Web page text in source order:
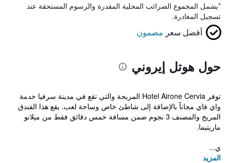
*يشمل المجموع الضرائب المحلية المقدرة والرسوم المستحقة عند
تسجيل المغادرة.
أفضل سعر مضمون
حول هوتل إيروني
توفر Hotel Airone Cervia المريحة والتي تقع في مدينة سرفيا خدمة
واي فاي مجاناً بالإضافة إلى شاطئ خاص وساحة لعب. يقع هذا الفندق
المريح والمصنف 3 نجوم ضمن مسافة خمس دقائق فقط من ميلانو
ماريتيما.
ي...
المزيد